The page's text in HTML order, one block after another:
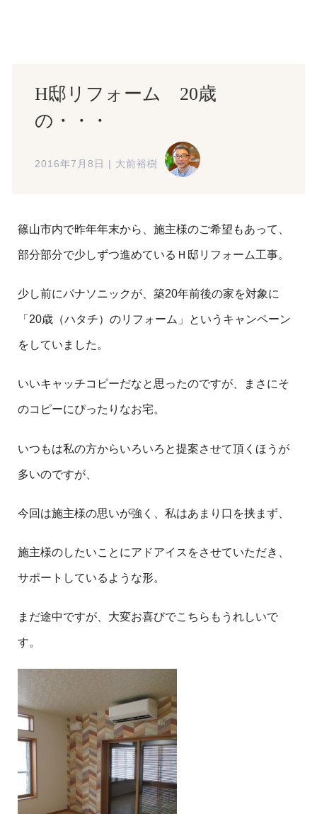
H邸リフォーム 20歳
の・・・
2016年7月8日 大前裕樹
篠山市内で昨年年末から、施主様のご希望もあって、
部分部分で少しずつ進めているＨ邸リフォーム工事。
少し前にパナソニックが、築20年前後の家を対象に
「20歳（ハタチ）のリフォーム」というキャンペーン
をしていました。
いいキャッチコピーだなと思ったのですが、まさにそ
のコピーにぴったりなお宅。
いつもは私の方からいろいろと提案させて頂くほうが
多いのですが、
今回は施主様の思いが強く、私はあまり口を挟まず、
施主様のしたいことにアドアイスをさせていただき、
サポートしているような形。
まだ途中ですが、大変お喜びでこちらもうれしいで
す。